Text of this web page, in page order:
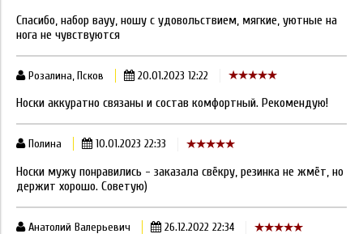
Спасибо, набор вауу, ношу с удовольствием, мягкие, уютные на
нога не чувствуются
Розалина, Псков 20.01.2023 12:22
Носки аккуратно связаны и состав комфортный. Рекомендую!
Полина 10.01.2023 22:33
Носки мужу понравились - заказала свёкру, резинка не жмёт, но
держит хорошо. Советую)
Анатолий Валерьевич 26.12.2022 22:34